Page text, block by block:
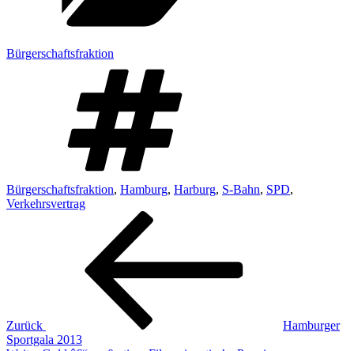
Bürgerschaftsfraktion
Bürgerschaftsfraktion, Hamburg, Harburg, S-Bahn, SPD,
Verkehrsvertrag
Beitragsnavigation
Zurück
Hamburger
Sportgala 2013